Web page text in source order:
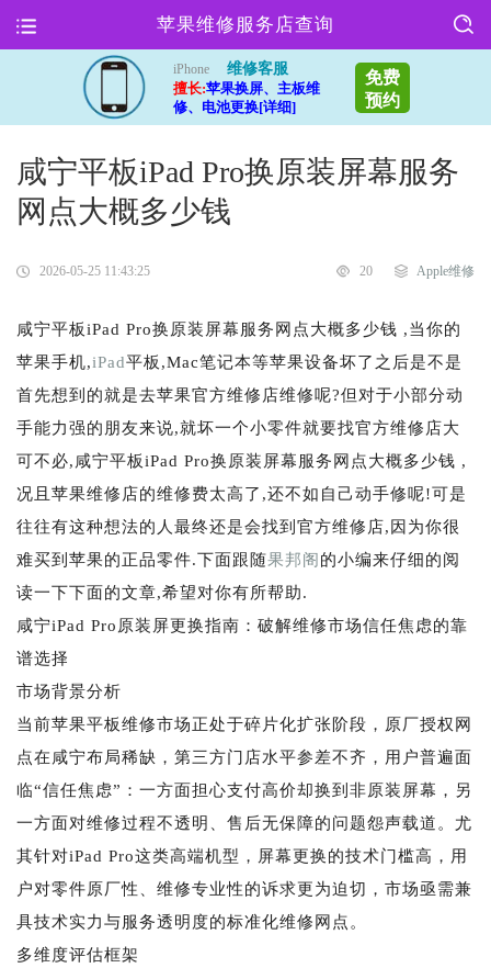
苹果维修服务店查询
iPhone
维修客服
擅长:苹果换屏、主板维
修、电池更换[详细]
免费
预约
咸宁平板iPad Pro换原装屏幕服务
网点大概多少钱
2026-05-25 11:43:25 20 Apple维修
咸宁平板iPad Pro换原装屏幕服务网点大概多少钱 ,当你的
苹果手机,iPad平板,Mac笔记本等苹果设备坏了之后是不是
首先想到的就是去苹果官方维修店维修呢?但对于小部分动
手能力强的朋友来说,就坏一个小零件就要找官方维修店大
可不必,咸宁平板iPad Pro换原装屏幕服务网点大概多少钱 ,
况且苹果维修店的维修费太高了,还不如自己动手修呢!可是
往往有这种想法的人最终还是会找到官方维修店,因为你很
难买到苹果的正品零件.下面跟随果邦阁的小编来仔细的阅
读一下下面的文章,希望对你有所帮助.
咸宁iPad Pro原装屏更换指南：破解维修市场信任焦虑的靠
谱选择
市场背景分析
当前苹果平板维修市场正处于碎片化扩张阶段，原厂授权网
点在咸宁布局稀缺，第三方门店水平参差不齐，用户普遍面
临“信任焦虑”：一方面担心支付高价却换到非原装屏幕，另
一方面对维修过程不透明、售后无保障的问题怨声载道。尤
其针对iPad Pro这类高端机型，屏幕更换的技术门槛高，用
户对零件原厂性、维修专业性的诉求更为迫切，市场亟需兼
具技术实力与服务透明度的标准化维修网点。
多维度评估框架